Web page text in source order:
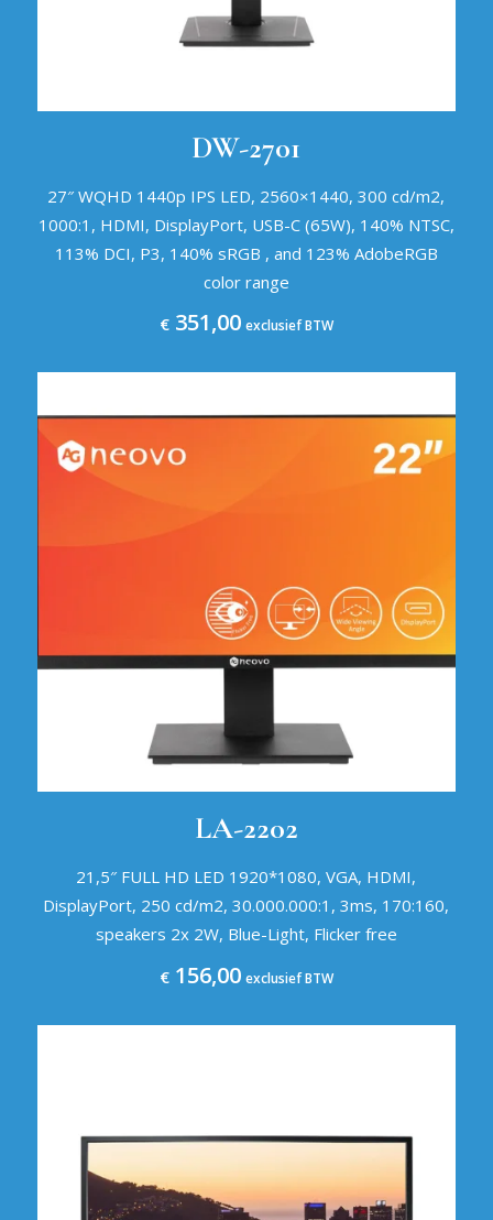
DW-2701
27″ WQHD 1440p IPS LED, 2560×1440, 300 cd/m2,
1000:1, HDMI, DisplayPort, USB-C (65W), 140% NTSC,
113% DCI, P3, 140% sRGB , and 123% AdobeRGB
color range
€351,00 exclusief BTW
LA-2202
21,5″ FULL HD LED 1920*1080, VGA, HDMI,
DisplayPort, 250 cd/m2, 30.000.000:1, 3ms, 170:160,
speakers 2x 2W, Blue-Light, Flicker free
€156,00 exclusief BTW